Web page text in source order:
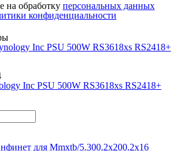
на обработку персональных данных
конфиденциальности
Inc PSU 500W RS3618xs RS2418+